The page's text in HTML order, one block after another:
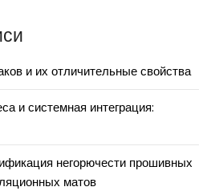
и их отличительные свойства
и системная интеграция:
негорючести прошивных
матов